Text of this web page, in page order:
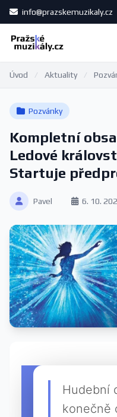
info@prazskemuzikaly.cz
Úvod / Aktuality /
Pozvánky
Kompletní
Ledové
Startuje
Pavel 6. 10.
Hudební
konečně